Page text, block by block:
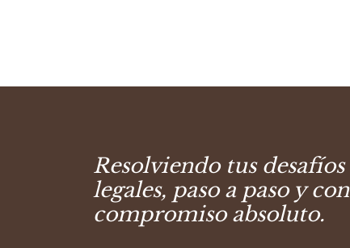
Resolviendo tus desafíos
legales, paso a paso y con
compromiso absoluto.